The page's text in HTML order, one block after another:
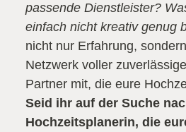
passende Dienstleister?
einfach nicht kreativ genug
nicht nur Erfahrung,
Netzwerk voller
Partner mit, die eure
Seid ihr auf der Suche
Hochzeitsplanerin, die